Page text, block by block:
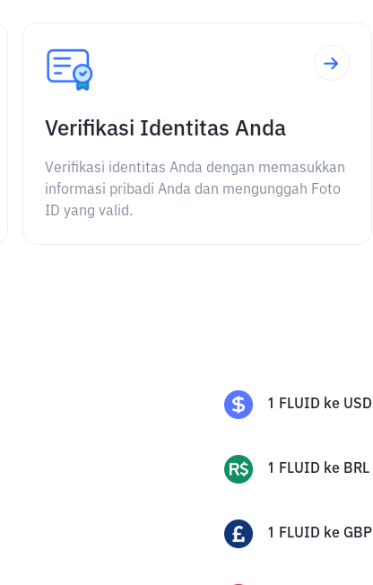
Verifikasi Identitas Anda
Verifikasi identitas Anda dengan memasukkan
informasi pribadi Anda dan mengunggah Foto
ID yang valid.
1 FLUID ke USD
1 FLUID ke BRL
1 FLUID ke GBP